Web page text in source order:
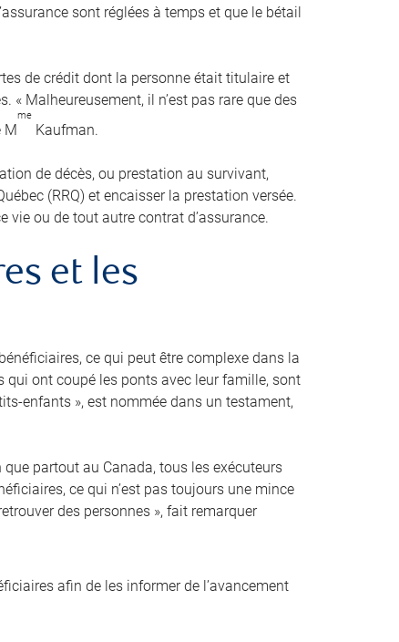
sont réglées à temps et que le bétail
de crédit dont la personne était titulaire et
« Malheureusement, il n’est pas rare que des
M
me
Kaufman.
de décès, ou prestation au survivant,
(RRQ) et encaisser la prestation versée.
vie ou de tout autre contrat d’assurance.
et les
ce qui peut être complexe dans la
qui ont coupé les ponts avec leur famille, sont
enfants », est nommée dans un testament,
que partout au Canada, tous les exécuteurs
ce qui n’est pas toujours une mince
des personnes », fait remarquer
afin de les informer de l’avancement